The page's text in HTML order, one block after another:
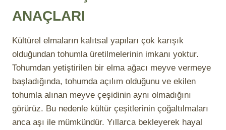
ANAÇLARI
Kültürel elmaların kalıtsal yapıları çok karışık
olduğundan tohumla üretilmelerinin imkanı yoktur.
Tohumdan yetiştirilen bir elma ağacı meyve vermeye
başladığında, tohumda açılım olduğunu ve ekilen
tohumla alınan meyve çeşidinin aynı olmadığını
görürüz. Bu nedenle kültür çeşitlerinin çoğaltılmaları
anca aşı ile mümkündür. Yıllarca bekleyerek hayal